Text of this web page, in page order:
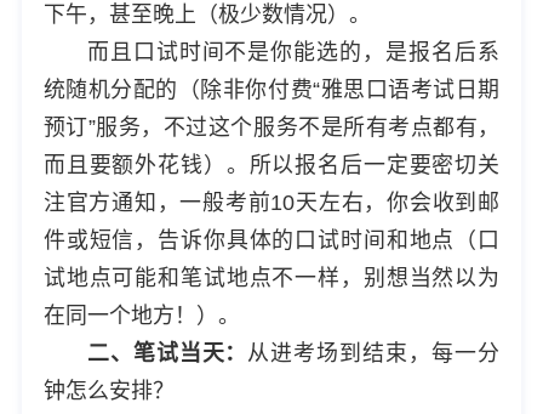
下午，甚至晚上（极少数情况）。
而且口试时间不是你能选的，是报名后系
统随机分配的（除非你付费“雅思口语考试日期
预订”服务，不过这个服务不是所有考点都有，
而且要额外花钱）。所以报名后一定要密切关
注官方通知，一般考前10天左右，你会收到邮
件或短信，告诉你具体的口试时间和地点（口
试地点可能和笔试地点不一样，别想当然以为
在同一个地方！）。
二、笔试当天： 从进考场到结束，每一分
钟怎么安排？